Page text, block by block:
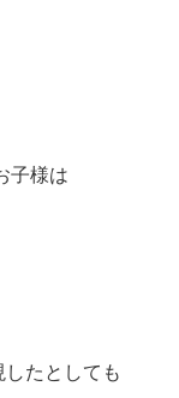
子様は
たとしても